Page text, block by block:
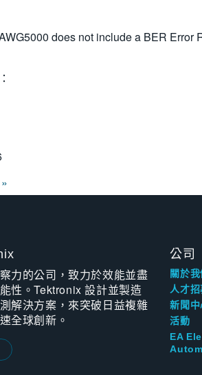
does not include a BER
力的公司，致力於效能並盡
性。Tektronix 設計並製造
解決方案，來突破日益複雜
全球創新。
公司
關於我
人才招
新聞中
活動
EA